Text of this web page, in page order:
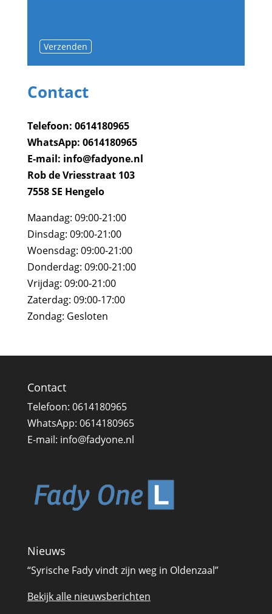
Verzenden
Contact
Telefoon: 0614180965
WhatsApp: 0614180965
E-mail: info@fadyone.nl
Rob de Vriesstraat 103​
7558 SE Hengelo
Maandag: 09:00-21:00
Dinsdag: 09:00-21:00
Woensdag: 09:00-21:00
Donderdag: 09:00-21:00
Vrijdag: 09:00-21:00
Zaterdag: 09:00-17:00
Zondag: Gesloten
Contact
Telefoon: 0614180965
WhatsApp: 0614180965
E-mail: info@fadyone.nl
Nieuws
“Syrische Fady vindt zijn weg in Oldenzaal”
Bekijk alle nieuwsberichten